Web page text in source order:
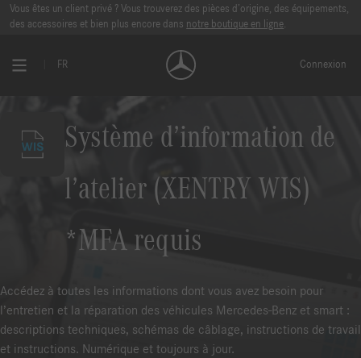
Vous êtes un client privé ? Vous trouverez des pièces d’origine, des équipements,
des accessoires et bien plus encore dans notre boutique en ligne.
FR Connexion
Système d’information de
l’atelier (XENTRY WIS)
*MFA requis
Accédez à toutes les informations dont vous avez besoin pour
l’entretien et la réparation des véhicules Mercedes-Benz et smart :
descriptions techniques, schémas de câblage, instructions de travail
et instructions. Numérique et toujours à jour.